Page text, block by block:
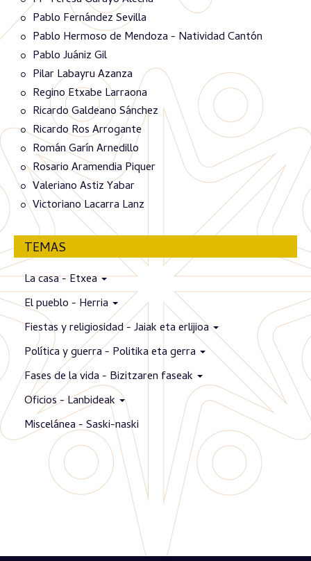
Pablo Fernández Sevilla
Pablo Hermoso de Mendoza - Natividad Cantón
Pablo Juániz Gil
Pilar Labayru Azanza
Regino Etxabe Larraona
Ricardo Galdeano Sánchez
Ricardo Ros Arrogante
Román Garín Arnedillo
Rosario Aramendia Piquer
Valeriano Astiz Yabar
Victoriano Lacarra Lanz
TEMAS
La casa - Etxea
El pueblo - Herria
Fiestas y religiosidad - Jaiak eta erlijioa
Política y guerra - Politika eta gerra
Fases de la vida - Bizitzaren faseak
Oficios - Lanbideak
Miscelánea - Saski-naski